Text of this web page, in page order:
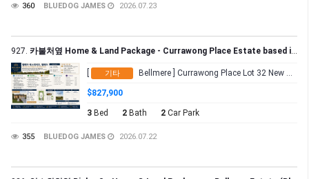
360 BLUEDOG JAMES 2026.07.23
927. 카불처옆 Home & Land Package - Currawong Place Estate based in Bellmere (Bluedog Property Group)
기타 Bellmere ] Currawong Place Lot 32 New Road
$827,900
3 Bed 2 Bath 2 Car Park
355 BLUEDOG JAMES 2026.07.22